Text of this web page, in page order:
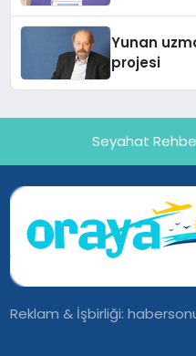
Yunan
projesi
Seyahat
Reklam & İşbirliği: